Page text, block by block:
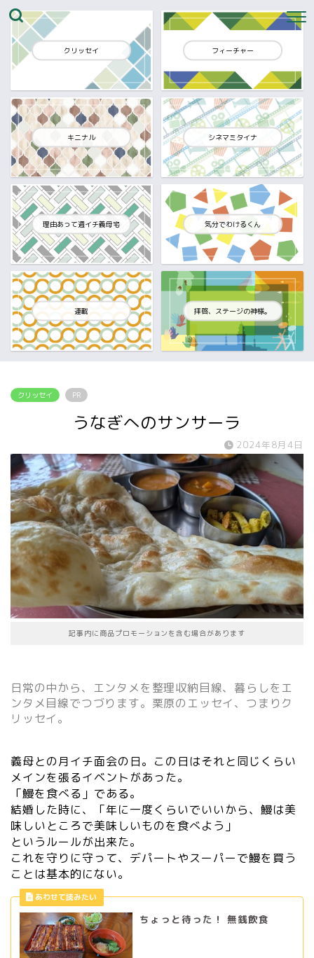
クリッセイ フィーチャー
キニナル シネマミタイナ
理由あって週イチ義母宅 気分でわけるくん
連載 拝啓、ステージの神様。
クリッセイ PR
うなぎへのサンサーラ
2024年8月4日
記事内に商品プロモーションを含む場合があります
日常の中から、エンタメを整理収納目線、暮らしをエ
ンタメ目線でつづります。栗原のエッセイ、つまりク
リッセイ。
義母との月イチ面会の日。この日はそれと同じくらい
メインを張るイベントがあった。
「鰻を食べる」である。
結婚した時に、「年に一度くらいでいいから、鰻は美
味しいところで美味しいものを食べよう」
というルールが出来た。
これを守りに守って、デパートやスーパーで鰻を買う
ことは基本的にない。
ちょっと待った！ 無銭飲食